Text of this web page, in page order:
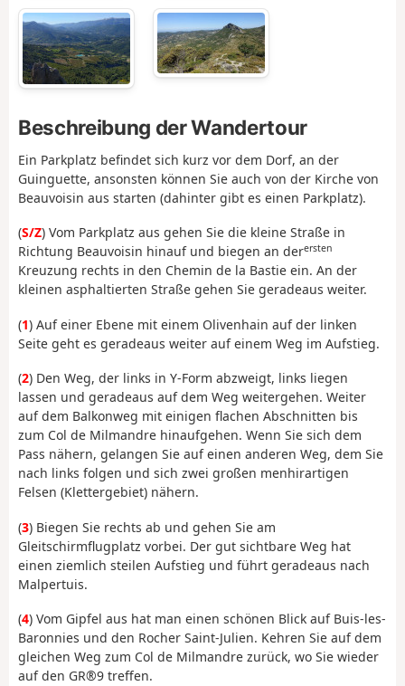
Beschreibung der Wandertour
Ein Parkplatz befindet sich kurz vor dem Dorf, an der
Guinguette, ansonsten können Sie auch von der Kirche von
Beauvoisin aus starten (dahinter gibt es einen Parkplatz).
(S/Z) Vom Parkplatz aus gehen Sie die kleine Straße in
Richtung Beauvoisin hinauf und biegen an derersten
Kreuzung rechts in den Chemin de la Bastie ein. An der
kleinen asphaltierten Straße gehen Sie geradeaus weiter.
(1) Auf einer Ebene mit einem Olivenhain auf der linken
Seite geht es geradeaus weiter auf einem Weg im Aufstieg.
(2) Den Weg, der links in Y-Form abzweigt, links liegen
lassen und geradeaus auf dem Weg weitergehen. Weiter
auf dem Balkonweg mit einigen flachen Abschnitten bis
zum Col de Milmandre hinaufgehen. Wenn Sie sich dem
Pass nähern, gelangen Sie auf einen anderen Weg, dem Sie
nach links folgen und sich zwei großen menhirartigen
Felsen (Klettergebiet) nähern.
(3) Biegen Sie rechts ab und gehen Sie am
Gleitschirmflugplatz vorbei. Der gut sichtbare Weg hat
einen ziemlich steilen Aufstieg und führt geradeaus nach
Malpertuis.
(4) Vom Gipfel aus hat man einen schönen Blick auf Buis-les-
Baronnies und den Rocher Saint-Julien. Kehren Sie auf dem
gleichen Weg zum Col de Milmandre zurück, wo Sie wieder
auf den GR®9 treffen.